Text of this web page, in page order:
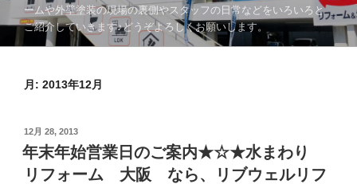
キ
ッ
ームや外壁塗装の現場の裏側やスタッフの日常などをいろいろと
ご紹介していきます♪どうぞよろしくお願いします。
月: 2013年12月
投
稿
日:
12月 28, 2013
年末年始営業日のご案内★☆★水まわり
リフォーム 大阪 なら、リブウェルリフ